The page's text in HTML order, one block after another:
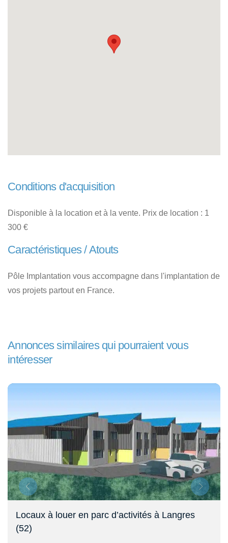
Conditions d'acquisition
Disponible à la location et à la vente. Prix de location : 1
300 €
Caractéristiques / Atouts
Pôle Implantation vous accompagne dans l'implantation de
vos projets partout en France.
Annonces similaires qui pourraient vous
intéresser
Locaux à louer en parc d’activités à Langres
(52)